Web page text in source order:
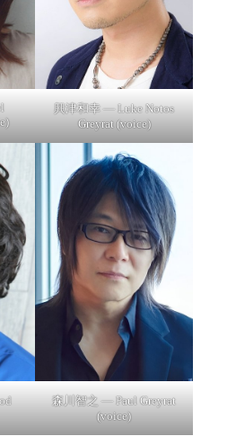
興津和幸 — Luke Notos
Greyrat (voice)
森川智之 — Paul Greyrat
(voice)